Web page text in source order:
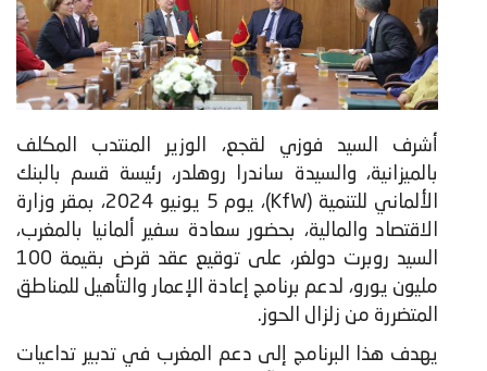
أشرف السيد فوزي لقجع، الوزير المنتدب المكلف
بالميزانية، والسيدة ساندرا روهلدر، رئيسة قسم بالبنك
الألماني للتنمية (KfW)، يوم 5 يونيو 2024، بمقر وزارة
الاقتصاد والمالية، بحضور سعادة سفير ألمانيا بالمغرب،
السيد روبرت دولغر، على توقيع عقد قرض بقيمة 100
مليون يورو، لدعم برنامج إعادة الإعمار والتأهيل للمناطق
المتضررة من زلزال الحوز.
​يهدف هذا البرنامج إلى دعم المغرب في تدبير تداعيات